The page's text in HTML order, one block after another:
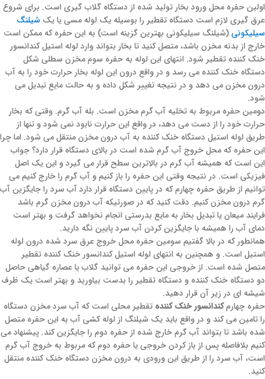
اولین حفره محل ورود بخار تولید شده از دستگاه گلاب گیری است. برای شروع
عرق گیری لازم است دستگاه تقطیر را بوسیله یک لوله مسی یا یک شیلنگ
سیلیکونی(شیلنگ سیلیکونی بهترین گزینه است) به این حفره که ممکن است
خارج از بدنه مخزن باشد، متصل کنید تا بخار بتواند وارد لوله استیل کندانسور
خنک کننده تقطیر شود. انتهای این لوله به حفره سوم مخزن سطلی شکل
دستگاه خنک کننده می رسد و در واقع درون این لوله بخار حرارت خود را به آب
درون مخزن می دهد و در نتیجه تغییر شکل داده و به حالت مایع تبدیل می
شود.
دومین حفره مربوط به تخلیه آب گرم مخزن است. بله آب گرم. وقتی که بخار
حرارت خود را از دست می دهد، در واقع این حرارت نابود نمی شود و تنها از
طریق لوله استیل دستگاه خنک کننده به آب درون مخزن منتقل می شود. اما چرا
این حفره که محل خروج آب گرم شده است در بالای دستگاه قرار دارد؟ جواب
این است که همیشه آب گرم در بالاترین سطح قرار می گیرد و این یک اصل
فیزیکی است. در نتیجه وقتی این حفره را باز کنیم و آب گرم را خارج کنیم می
توانیم از طریق حفره چهارم که در پایین دستگاه قرار دارد آب سرد را جایگزین آب
گرم درون مخزن کنیم. دقت کنید که در صورتیکه آب درون مخزن گرم باشد
فرایند میعان یا تبدیل بخار به مایع بدرستی انجام نخواهد گرفت و بهتر است
دمای آب را همیشه با جایگزین کردن آب سرد پایین نگه دارید.
همانطور که در بالا گفتیم سومین حفره محل خروج عرق سرد شده درون لوله
استیل است. و همچنین به انتهای لوله استیل کندانسور خنک کننده تقطیر
متصل شده است. از خروجی این حفره می توانید گلاب یا عصاره گیاهی حاصل
دو دستگاه خنک کننده و دستگاه تقطیر را بدست بیاورید و بهتر است یک ظرف
شیشه ای در زیر آن قرار دهید.
حفره چهارمکندانسور خنک کننده تقطیر محلی است که آب سرد مخزن دستگاه
را تامین می کند و در واقع باید یک شیلنگ از لوله کشی آب به این حفره متصل
شده باشد تا بتواند آب گرم خارج شده از حفره دوم را جایگزین کند. پیشنهاد می
کنیم بلافاصله پس از باز کردن خروجی یا حفره دوم که مربوط به خروج آب گرم
است، آب سرد را از طریق این ورودی به درون مخزن دستگاه خنک کننده منتقل
کنید.